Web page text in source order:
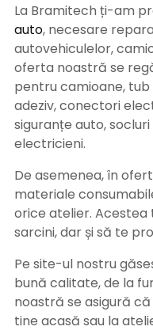
La Bramitech ți-am
auto, necesare
autovehiculelor,
oferta noastră se
pentru camioane,
adeziv, conectori
siguranțe auto,
electricieni.
De asemenea, în
materiale
orice atelier. Acestea
sarcini, dar și să te
Pe site-ul nostru
bună calitate, de la
noastră se asigură
tine acasă sau la